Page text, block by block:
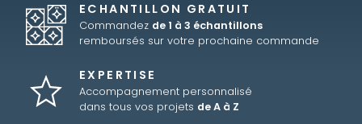
ECHANTILLON GRATUIT
Commandez de 1 à 3 échantillons
remboursés sur votre prochaine commande
EXPERTISE
Accompagnement personnalisé
dans tous vos projets de A à Z